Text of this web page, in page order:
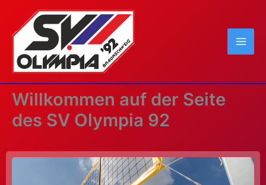
Inhalt
springen
Willkommen auf der Seite
des SV Olympia 92